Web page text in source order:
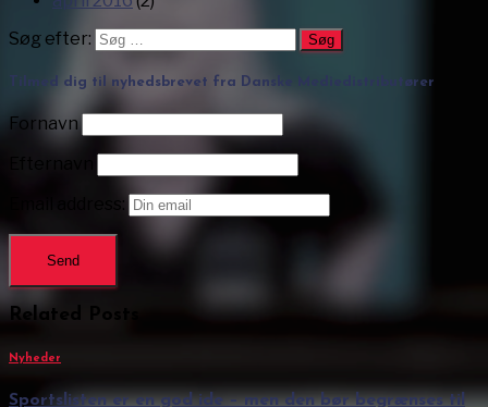
Søg efter:
Tilmed dig til nyhedsbrevet fra Danske Mediedistributører
Fornavn
Email address:
Related Posts
Nyheder
Sportslisten er en god ide – men den bør begrænses til